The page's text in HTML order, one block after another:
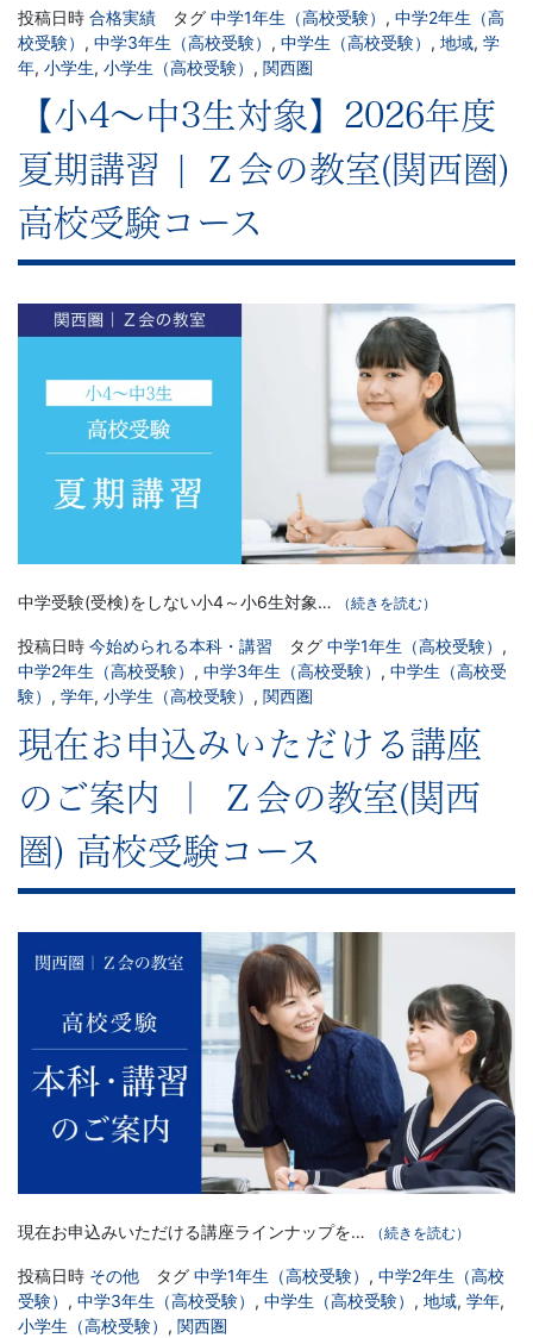
投稿日時 合格実績 タグ 中学1年生（高校受験） , 中学2年生（高
校受験） , 中学3年生（高校受験） , 中学生（高校受験） , 地域, 学
年, 小学生, 小学生（高校受験） , 関西圏
【小4～中3生対象】2026年度
夏期講習 | Ｚ会の教室(関西圏)
高校受験コース
中学受験(受検)をしない小4～小6生対象… （続きを読む）
投稿日時 今始められる本科・講習 タグ 中学1年生（高校受験） ,
中学2年生（高校受験） , 中学3年生（高校受験） , 中学生（高校受
験） , 学年, 小学生（高校受験） , 関西圏
現在お申込みいただける講座
のご案内 ｜ Ｚ会の教室(関西
圏) 高校受験コース
現在お申込みいただける講座ラインナップを… （続きを読む）
投稿日時 その他 タグ 中学1年生（高校受験） , 中学2年生（高校
受験） , 中学3年生（高校受験） , 中学生（高校受験） , 地域, 学年,
小学生（高校受験） , 関西圏